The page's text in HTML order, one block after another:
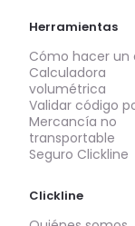
Herramientas
Cómo hacer un
Calculadora
volumétrica
Validar código
Mercancía no
transportable
Seguro Clickline
Clickline